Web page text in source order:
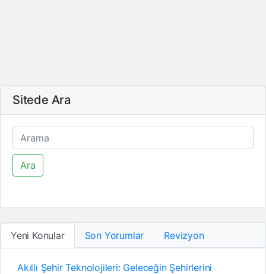
Sitede Ara
Ara
Yeni Konular Son Yorumlar Revizyon
Akıllı Şehir Teknolojileri: Geleceğin Şehirlerini